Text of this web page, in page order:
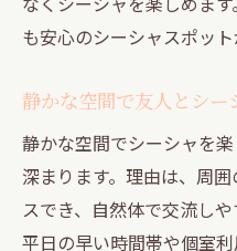
も安心のシーシャスポット
静かな空間で友人とシー
静かな空間でシーシャを
深まります。理由は、周
スでき、自然体で交流しや
平日の早い時間帯や個室